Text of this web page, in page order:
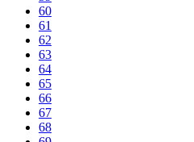
60
61
62
63
64
65
66
67
68